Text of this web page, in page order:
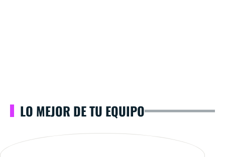
LO MEJOR DE TU EQUIPO